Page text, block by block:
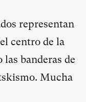
representan
centro de la
banderas de
Mucha